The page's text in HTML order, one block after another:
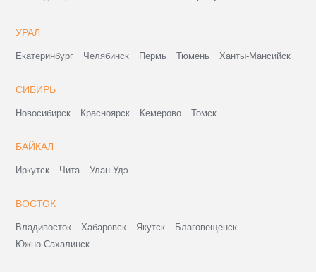
УРАЛ
Екатеринбург Челябинск Пермь Тюмень Ханты-Мансийск
СИБИРЬ
Новосибирск Красноярск Кемерово Томск
БАЙКАЛ
Иркутск Чита Улан-Удэ
ВОСТОК
Владивосток Хабаровск Якутск
Благовещенск
Южно-Сахалинск